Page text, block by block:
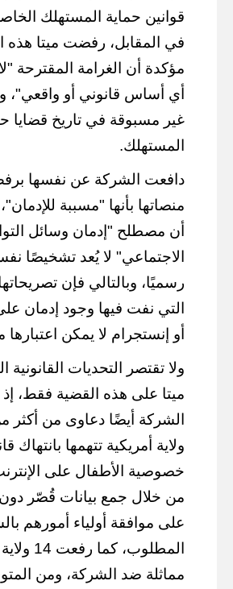
قوانين حماية المستهلك
في المقابل، رفضت ميتا هذه
مؤكدة أن الغرامة المقترحة
أي أساس قانوني أو واقعي"،
غير مسبوقة في تاريخ قضايا
المستهلك.
دافعت الشركة عن نفسها
منصاتها بأنها "مسببة
أن مصطلح "إدمان وسائل
الاجتماعي" لا يُعد تشخيصًا
رسميًا، وبالتالي فإن
التي نفت فيها وجود إدمان
أو إنستجرام لا يمكن اعتبارها
ولا تقتصر التحديات القانونية
ميتا على هذه القضية فقط، إذ
الشركة أيضًا دعاوى من
ولاية أمريكية تتهمها بانتهاك
خصوصية الأطفال على
من خلال جمع بيانات قُصّر
على موافقة أولياء أمورهم
المطلوب،
مماثلة ضد الشركة، ومن